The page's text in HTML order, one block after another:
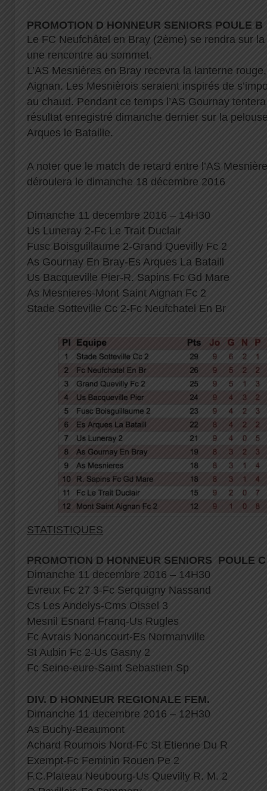
PROMOTION D HONNEUR SENIORS POULE B
Le FC Neufchâtel en Bray (2ème) se rendra sur
une rencontre au sommet.
L’AS Mesnières en Bray recevra la lanterne
Aignan. Les Mesnièrois seraient inspirés de
au chaud. Pendant ce temps l’AS Gournay
résultat enregistré dimanche dernier sur la
Arques le Bataille.
A noter que le match de retard entre l’AS
déroulera le dimanche 18 décembre 2016
Dimanche 11 decembre 2016 – 14H30
Us Luneray 2-Fc Le Trait Duclair
Fusc Boisguillaume 2-Grand Quevilly Fc 2
As Gournay En Bray-Es Arques La Bataill
Us Bacqueville Pier-R. Sapins Fc Gd Mare
As Mesnieres-Mont Saint Aignan Fc 2
Stade Sotteville Cc 2-Fc Neufchatel En Br
STATISTIQUES
PROMOTION D HONNEUR SENIORS POULE C
Dimanche 11 decembre 2016 – 14H30
Evreux Fc 27 3-Fc Serquigny Nassand
Cs Les Andelys-Cms Oissel 3
Mesnil Esnard Franq-Us Rugles
Fc Avrais Nonancourt-Es Normanville
St Aubin Fc 2-Us Gasny 2
Fc Seine-eure-Saint Sebastien Sp
DIV. D HONNEUR REGIONALE FEM.
Dimanche 11 decembre 2016 – 12H30
As Buchy-Beaumont
Achard Roumois Nord-Fc St Etienne Du R
Exempt-Fc Feminin Rouen Pe 2
F.C.Plateau Neubourg-Us Quevilly R. M. 2